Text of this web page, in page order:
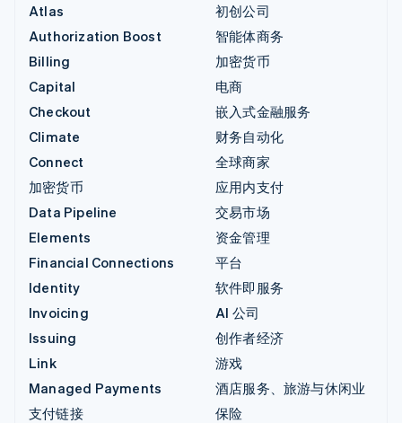
Atlas
Authorization Boost
Billing
Capital
Checkout
Climate
Connect
加密货币
Data Pipeline
Elements
Financial Connections
Identity
Invoicing
Issuing
Link
Managed Payments
支付链接
初创公司
智能体商务
加密货币
电商
嵌入式金融服务
财务自动化
全球商家
应用内支付
交易市场
资金管理
平台
软件即服务
AI 公司
创作者经济
游戏
酒店服务、旅游与休闲业
保险